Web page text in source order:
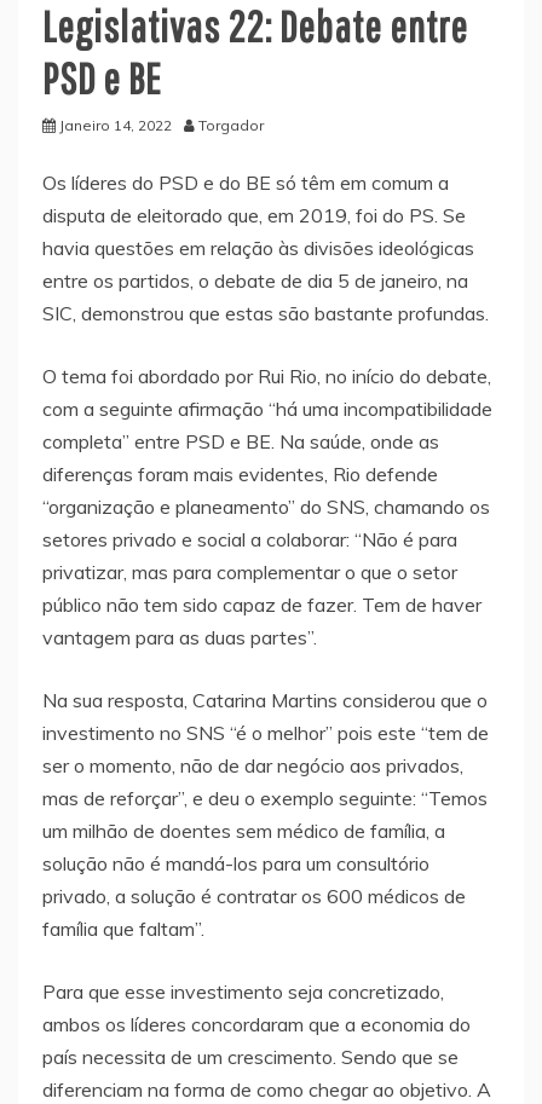
Legislativas 22: Debate entre
PSD e BE
Janeiro 14, 2022 Torgador
Os líderes do PSD e do BE só têm em comum a
disputa de eleitorado que, em 2019, foi do PS. Se
havia questões em relação às divisões ideológicas
entre os partidos, o debate de dia 5 de janeiro, na
SIC, demonstrou que estas são bastante profundas.
O tema foi abordado por Rui Rio, no início do debate,
com a seguinte afirmação “há uma incompatibilidade
completa” entre PSD e BE. Na saúde, onde as
diferenças foram mais evidentes, Rio defende
“organização e planeamento” do SNS, chamando os
setores privado e social a colaborar: “Não é para
privatizar, mas para complementar o que o setor
público não tem sido capaz de fazer. Tem de haver
vantagem para as duas partes”.
Na sua resposta, Catarina Martins considerou que o
investimento no SNS “é o melhor” pois este “tem de
ser o momento, não de dar negócio aos privados,
mas de reforçar”, e deu o exemplo seguinte: “Temos
um milhão de doentes sem médico de família, a
solução não é mandá-los para um consultório
privado, a solução é contratar os 600 médicos de
família que faltam”.
Para que esse investimento seja concretizado,
ambos os líderes concordaram que a economia do
país necessita de um crescimento. Sendo que se
diferenciam na forma de como chegar ao objetivo. A